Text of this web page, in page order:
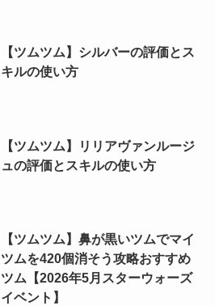
【ツムツム】シルバーの評価とス
キルの使い方
【ツムツム】リリアヴァンルージ
ュの評価とスキルの使い方
【ツムツム】鼻が黒いツムでマイ
ツムを420個消そう攻略おすすめ
ツム【2026年5月スターウォーズ
イベント】